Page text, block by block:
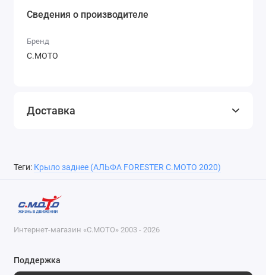
Сведения о производителе
Бренд
С.МОТО
Доставка
Теги: Крыло заднее (АЛЬФА FORESTER С.МОТО 2020)
Интернет-магазин «С.МОТО» 2003 - 2026
Поддержка